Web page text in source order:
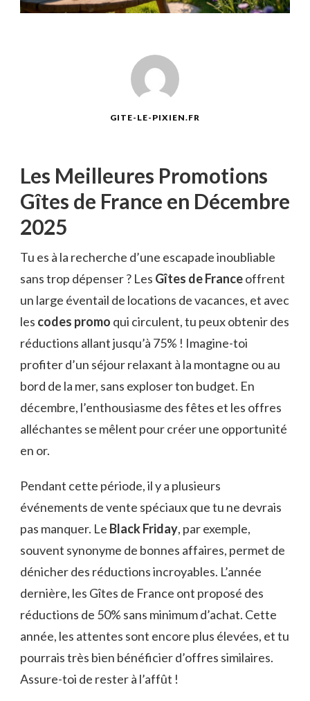
GITE-LE-PIXIEN.FR
Les Meilleures Promotions
Gîtes de France en Décembre
2025
Tu es à la recherche d’une escapade inoubliable
sans trop dépenser ? Les Gîtes de Franceoffrent
un large éventail de locations de vacances, et avec
les codes promo qui circulent, tu peux obtenir des
réductions allant jusqu’à 75% ! Imagine-toi
profiter d’un séjour relaxant à la montagne ou au
bord de la mer, sans exploser ton budget. En
décembre, l’enthousiasme des fêtes et les offres
alléchantes se mêlent pour créer une opportunité
en or.
Pendant cette période, il y a plusieurs
événements de vente spéciaux que tu ne devrais
pas manquer. Le Black Friday, par exemple,
souvent synonyme de bonnes affaires, permet de
dénicher des réductions incroyables. L’année
dernière, les Gîtes de France ont proposé des
réductions de 50% sans minimum d’achat. Cette
année, les attentes sont encore plus élevées, et tu
pourrais très bien bénéficier d’offres similaires.
Assure-toi de rester à l’affût !